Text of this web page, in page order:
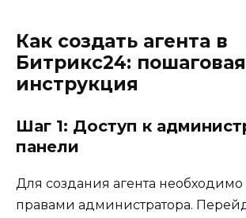
Как создать агента в
Битрикс24: пошаговая
инструкция
Шаг 1: Доступ к
панели
Для создания агента необходимо
правами администратора.